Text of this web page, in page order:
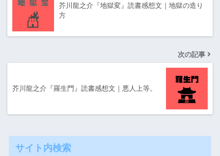
芥川龍之介『地獄変』読書感想文｜地獄の造り
方
次の記事
芥川龍之介『羅生門』読書感想文｜悪人上等。
サイト内検索